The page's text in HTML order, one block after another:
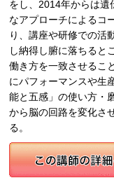
をし、2014年からは遺
なアプローチによるコ
り、講座や研修での活
し納得し腑に落ちると
働き方を一致させるこ
にパフォーマンスや生
能と五感」の使い方・
から脳の回路を変化さ
る。